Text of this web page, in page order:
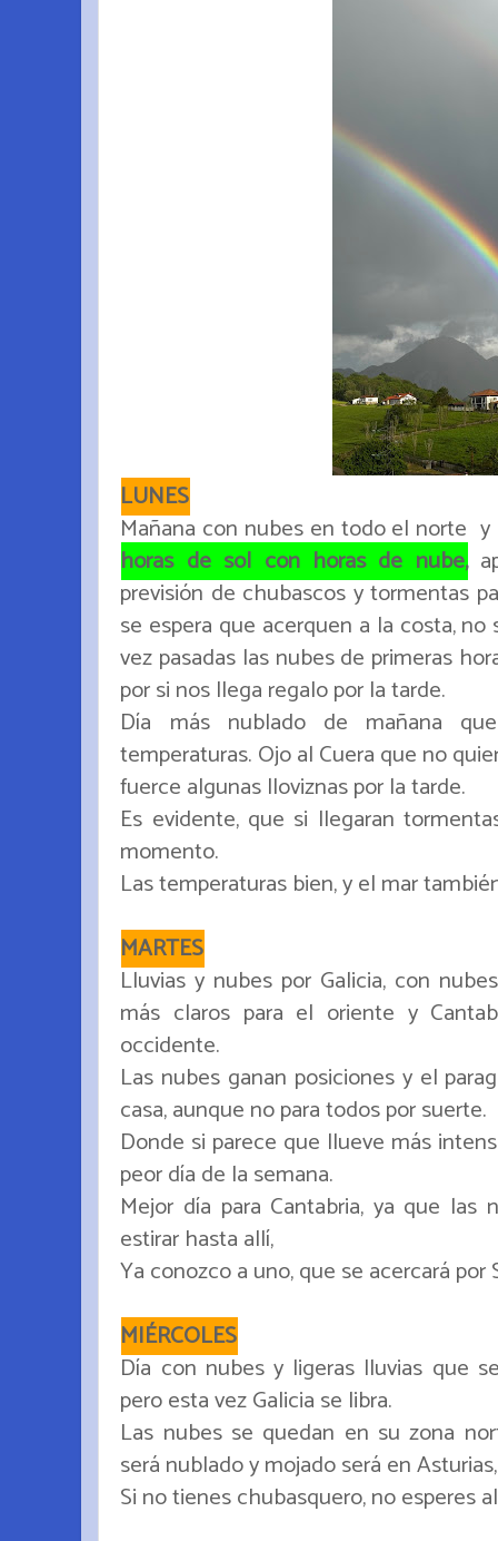
LUNES
Mañana con nubes en todo el norte
horas de sol con horas de nube,
previsión de chubascos y tormentas
se espera que acerquen a la costa,
vez pasadas las nubes de primeras
por si nos llega regalo por la tarde.
Día más nublado de mañana
temperaturas. Ojo al Cuera que no
fuerce algunas lloviznas por la tarde.
Es evidente, que si llegaran
momento.
Las temperaturas bien, y el mar
MARTES
Lluvias y nubes por Galicia, con
más claros para el oriente y
occidente.
Las nubes ganan posiciones y el
casa, aunque no para todos por suerte.
Donde si parece que llueve más
peor día de la semana.
Mejor día para Cantabria, ya que
estirar hasta allí,
Ya conozco a uno, que se acercará por
MIÉRCOLES
Día con nubes y ligeras lluvias que
pero esta vez Galicia se libra.
Las nubes se quedan en su zona
será nublado y mojado será en
Si no tienes chubasquero, no esperes